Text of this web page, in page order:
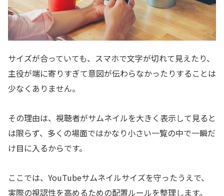
サイズが合っていても、スマホで文字が切れて見えたり、
主役が端に寄りすぎて意図が伝わらなかったりすることは
少なくありません。
その理由は、視聴者がサムネイルを大きく表示して見ると
は限らず、多くの場面ではかなり小さい一覧の中で一瞬だ
け目に入るからです。
ここでは、YouTubeサムネイルサイズを守ったうえで、
実際の視認性を高めるための配置ルールを整理します。